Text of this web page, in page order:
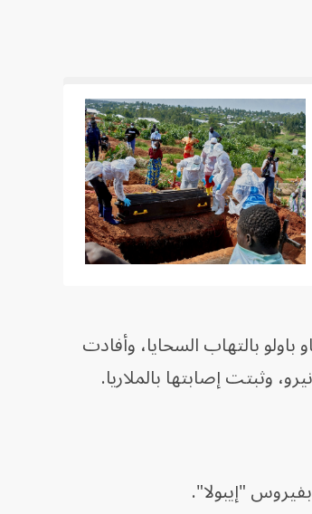
بالتهاب السحايا، وأفادت
وثبتت إصابتها بالملاريا.
"إيبولا".